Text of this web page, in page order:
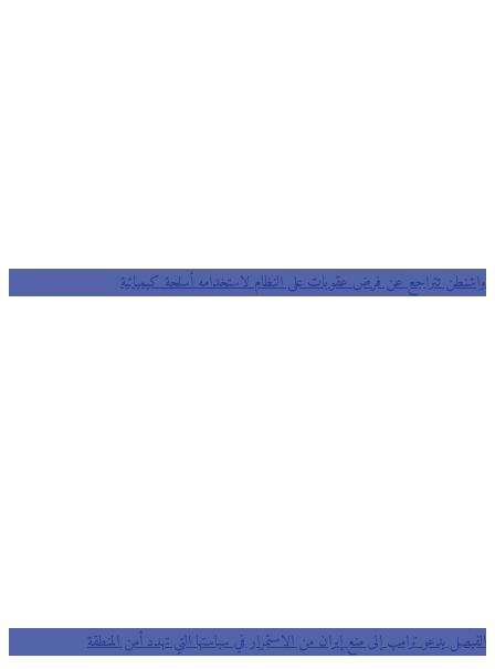
واشنطن تتراجع عن فرض عقوبات على النظام لاستخدامه أسلحة كيميائية
الفيصل يدعو ترامب إلى منع إيران من الاستمرار في سياستها التي تهدد أمن المنطقة